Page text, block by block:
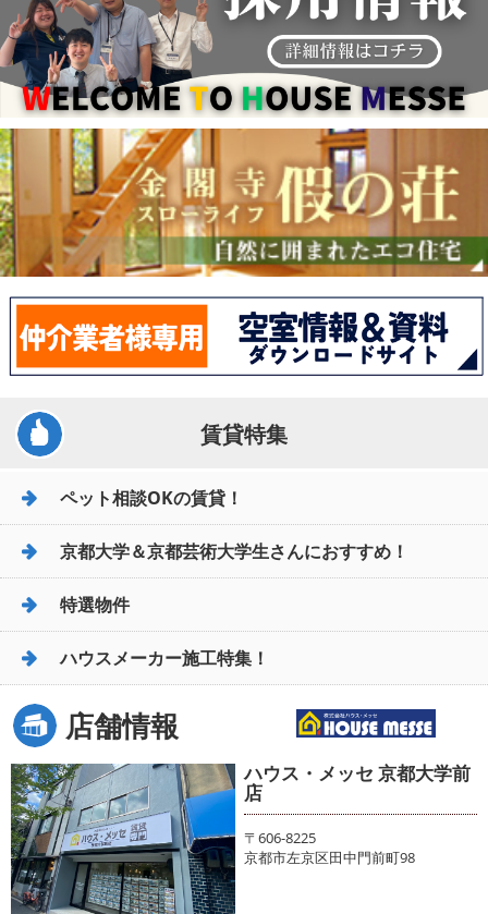
賃貸特集
ペット相談OKの賃貸！
京都大学＆京都芸術大学生さんにおすすめ！
特選物件
ハウスメーカー施工特集！
店舗情報
ハウス・メッセ 京都大学前
店
〒606-8225
京都市左京区田中門前町98